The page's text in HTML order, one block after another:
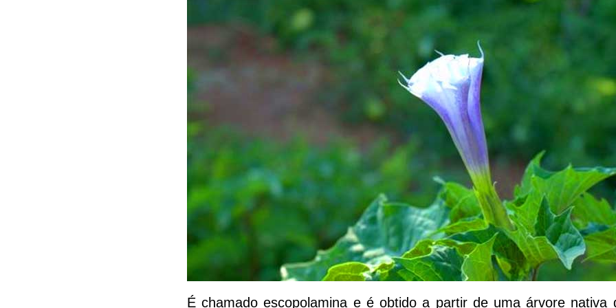
É chamado escopolamina e é obtido a partir de uma árvore nativa